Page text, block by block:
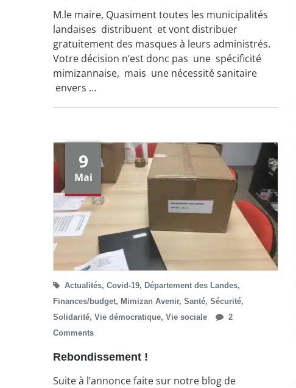
M.le maire, Quasiment toutes les municipalités
landaises distribuent et vont distribuer
gratuitement des masques à leurs administrés.
Votre décision n’est donc pas une spécificité
mimizannaise, mais une nécessité sanitaire
envers …
9
Mai
Actualités, Covid-19, Département des Landes,
Finances/budget, Mimizan Avenir, Santé, Sécurité,
Solidarité, Vie démocratique, Vie sociale
2
Comments
Rebondissement !
Suite à l’annonce faite sur notre blog de